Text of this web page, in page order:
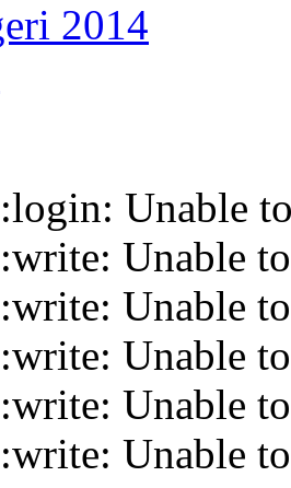
2014
Unable
Unable
Unable
Unable
Unable
Unable